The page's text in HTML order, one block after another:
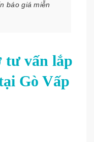
báo giá miễn
tư vấn lắp
Gò Vấp